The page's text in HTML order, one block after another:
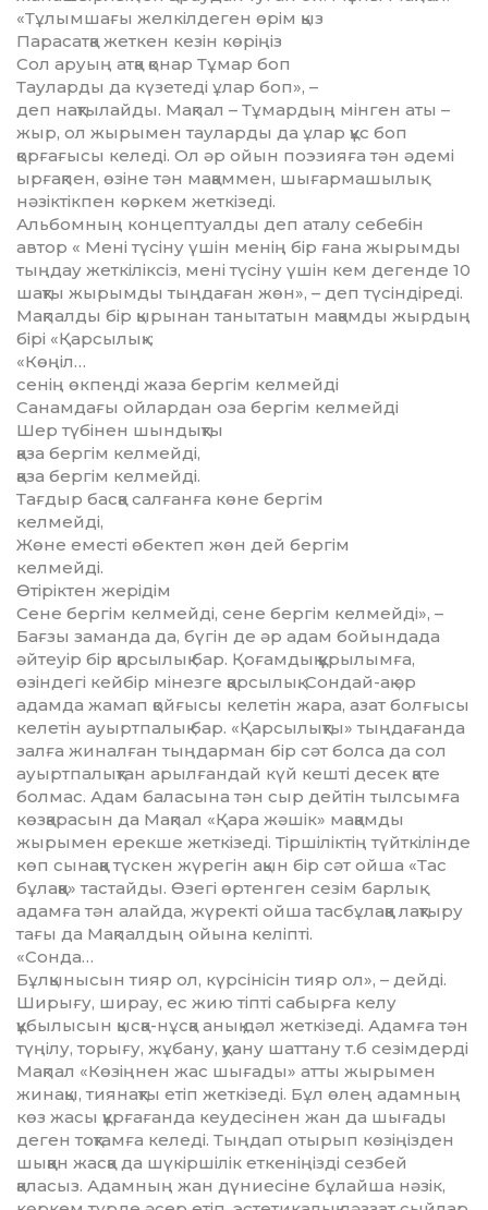
«Тұлымшағы желкілдеген өрім қыз
Парасатқа жеткен кезін көріңіз
Сол аруың атқа қонар Тұмар боп
Тауларды да күзетеді ұлар боп», –
деп нақтылайды. Мақпал – Тұмардың мінген аты –
жыр, ол жырымен тауларды да ұлар құс боп
қорғағысы келеді. Ол әр ойын поэзияға тән әдемі
ырғақпен, өзіне тән мақаммен, шығармашылық
нәзіктік­пен көркем жеткізеді.
Альбомның концептуалды деп аталу себебін
автор « Мені түсіну үшін менің бір ғана жырымды
тыңдау жеткіліксіз, мені түсіну үшін кем дегенде 10
шақты жырымды тыңдаған жөн», – деп түсіндіреді.
Мақпалды бір қырынан танытатын мақамды жырдың
бірі «Қарсылық»:
«Көңіл…
сенің өкпеңді жаза бергім келмейді
Санамдағы ойлардан оза бергім келмейді
Шер түбінен шындықты
қаза бергім келмейді,
қаза бергім келмейді.
Тағдыр басқа салғанға көне бергім
келмейді,
Жөне еместі өбектеп жөн дей бергім
келмейді.
Өтіріктен жерідім
Сене бергім келмейді, сене бергім келмейді», –
Бағзы заманда да, бүгін де әр адам бойын­дада
әйтеуір бір қарсылық бар. Қоғамдық құ­рылымға,
өзіндегі кейбір мінезге қарсы­лық. Сондай-ақ әр
адамда жамап қойғысы келетін жара, азат болғысы
келетін ауырт­палық бар. «Қарсылықты» тыңдағанда
залға жиналған тыңдарман бір сәт болса да сол
ауыртпалықтан арылғандай күй кешті десек қате
болмас. Адам баласына тән сыр дейтін тылсымға
көзқарасын да Мақпал «Қара жәшік» мақамды
жырымен ерекше жеткізеді. Тіршіліктің түйткілінде
көп сынаққа түскен жүрегін ақын бір сәт ойша «Тас
бұлаққа» тастайды. Өзегі өртен­ген сезім барлық
адамға тән алайда, жүрек­ті ойша тасбұлаққа лақтыру
тағы да Мақ­палдың ойына келіпті.
«Сонда…
Бұлқынысын тияр ол, күрсінісін тияр ол», – дейді.
Ширығу, ширау, ес жию тіпті сабырға келу
құбылысын қысқа-нұсқа анық дәл жеткізеді. Адамға тән
түңілу, торығу, жұбану, қуану шаттану т.б сезім­дер­ді
Мақпал «Көзіңнен жас шығады» атты жырымен
жинақы, тиянақты етіп жеткізеді. Бұл өлең адамның
көз жасы құрғағанда кеудесінен жан да шы­ғады
деген тоқтамға келеді. Тыңдап отырып көзіңізден
шыққан жасқа да шүкір­шілік еткеніңізді сезбей
қаласыз. Адамның жан дүниесіне бұлайша нәзік,